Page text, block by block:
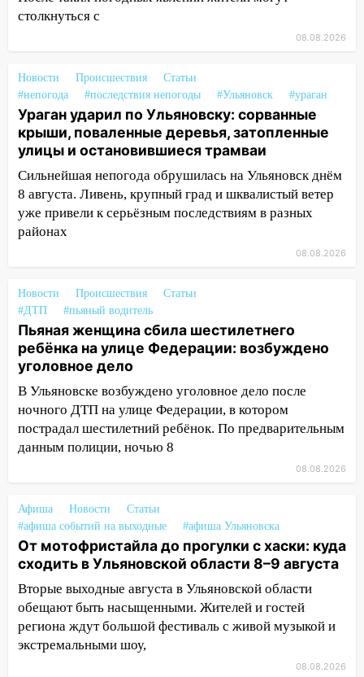
13:59 В Новом городе ураганным
13:54
В мэрии Ульяновска рассказали,
как устраняют последствия мощного
шторма
13:49 Стихия продолжает крушить
Ульяновск: дерево рухнуло на дом на
Орджоникидзе
13:47 На Нижней Террасе мощным
ветром вырвало дерево с корнем
Сильный ветер сорвал крышу с
13:35
Непогода продолжает бить по
транспорту: в Ульяновске трамвай
сошёл с рельсов
13:22 Упавшие деревья перекрыли
дороги в Ульяновске: фото
13:17 Непогода в Ульяновске не
закончится сегодня: сильные ливни
сохранятся 9 августа
житель Вешкаймского района похитил у
знакомого 191 тысячу рублей
13:14 Ураган оторвал светофор на
проспекте Филатова в Ульяновске
13:12 Дерево пробило крышу дома на
Новгородской в Ульяновске и рухнуло
на электрощит
В Заволжском районе дерево
столкнуться с
08.08.2026
Новости Происшествия
Статьи
#непогода
#последствия непогоды #Ульяновск #ураган
Ураган ударил по Ульяновску: сорванные
крыши, поваленные деревья, затопленные
улицы и остановившиеся трамваи
Сильнейшая непогода обрушилась на Ульяновск днём
8 августа. Ливень, крупный град и шквалистый ветер
уже привели к серьёзным последствиям в разных
районах
08.08.2026
Новости Происшествия
Статьи
#ДТП
#пьяный водитель
Пьяная женщина сбила шестилетнего
ребёнка на улице Федерации: возбуждено
уголовное дело
В Ульяновске возбуждено уголовное дело после
ночного ДТП на улице Федерации, в котором
пострадал шестилетний ребёнок. По предварительным
данным полиции, ночью 8
08.08.2026
Афиша Новости
Статьи
#афиша событий на выходные
#афиша Ульяновска
От мотофристайла до прогулки с хаски: куда
сходить в Ульяновской области 8–9 августа
Вторые выходные августа в Ульяновской области
обещают быть насыщенными. Жителей и гостей
региона ждут большой фестиваль с живой музыкой и
экстремальными шоу,
08.08.2026